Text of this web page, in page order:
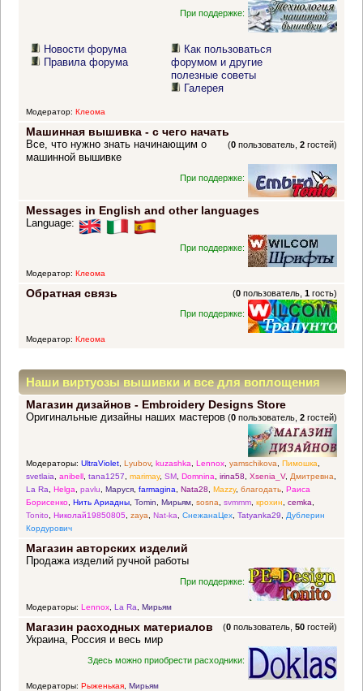
При поддержке:
Новости форума
Правила форума
Как пользоваться
форумом и другие
полезные советы
Галерея
Модератор: Клеома
Машинная вышивка - с чего начать
(0 пользователь,2 гостей)
Все, что нужно знать начинающим о
машинной вышивке
При поддержке:
Messages in English and other languages
Language:
При поддержке:
Модератор: Клеома
Обратная связь (0 пользователь,1 гость)
При поддержке:
Модератор: Клеома
Наши виртуозы вышивки и все для воплощения
прекрасных идей
Магазин дизайнов - Embroidery Designs Store
(0 пользователь,2 гостей)
Оригинальные дизайны наших мастеров
Модераторы: UltraViolet, Lyubov, kuzashka, Lennox, yamschikova, Пимошка,
svetlaia, anibell, tana1257, marimay, SM, Domnina, irina58, Xsenia_V, Дмитревна,
La Ra, Helga, pavlu, Маруся, farmagina, Nata28, Mazzy, благодать, Раиса
Борисенко, Нить Ариадны, Tomin, Мирьям, sosna, svmmm, крохин, cemka,
Tonito, Николай19850805, zaya, Nat-ka, СнежанаЦех, Tatyanka29, Дублерин
Кордурович
Магазин авторских изделий
Продажа изделий ручной работы
При поддержке:
Модераторы: Lennox, La Ra, Мирьям
Магазин расходных материалов (0 пользователь,50 гостей)
Украина, Россия и весь мир
Здесь можно приобрести расходники:
Модераторы: Рыженькая, Мирьям